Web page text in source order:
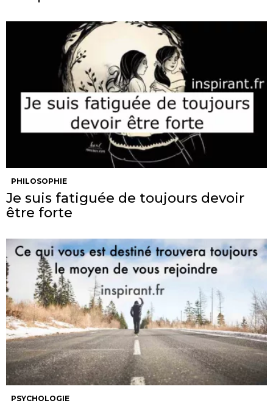
PHILOSOPHIE
Je suis fatiguée de toujours devoir
être forte
PSYCHOLOGIE